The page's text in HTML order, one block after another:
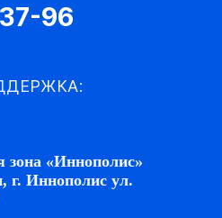
96
зона «Иннополис»
г. Иннополис ул.